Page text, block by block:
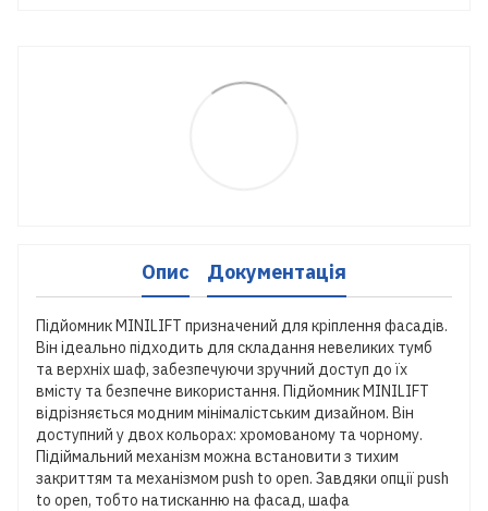
Опис Документація
Підйомник MINILIFT призначений для кріплення фасадів.
Він ідеально підходить для складання невеликих тумб
та верхніх шаф, забезпечуючи зручний доступ до їх
вмісту та безпечне використання. Підйомник MINILIFT
відрізняється модним мінімалістським дизайном. Він
доступний у двох кольорах: хромованому та чорному.
Підіймальний механізм можна встановити з тихим
закриттям та механізмом push to open. Завдяки опції push
to open, тобто натисканню на фасад, шафа